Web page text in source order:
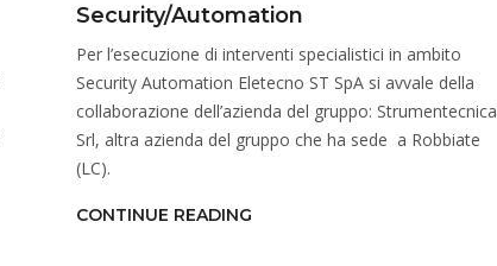
Security/Automation
Per l’esecuzione di interventi specialistici in ambito
Security Automation Eletecno ST SpA si avvale della
collaborazione dell’azienda del gruppo: Strumentecnica
Srl, altra azienda del gruppo che ha sede a Robbiate
(LC).
CONTINUE READING